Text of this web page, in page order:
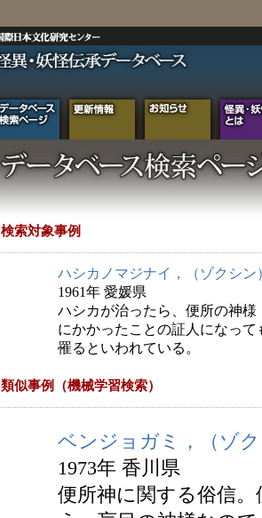
検索対象事例
ハシカノマジナイ，（ゾクシン
1961年 愛媛県
ハシカが治ったら、便所の神
にかかったことの証人になっ
罹るといわれている。
類似事例（機械学習検索）
ベンジョガミ，（ゾ
1973年 香川県
便所神に関する俗信